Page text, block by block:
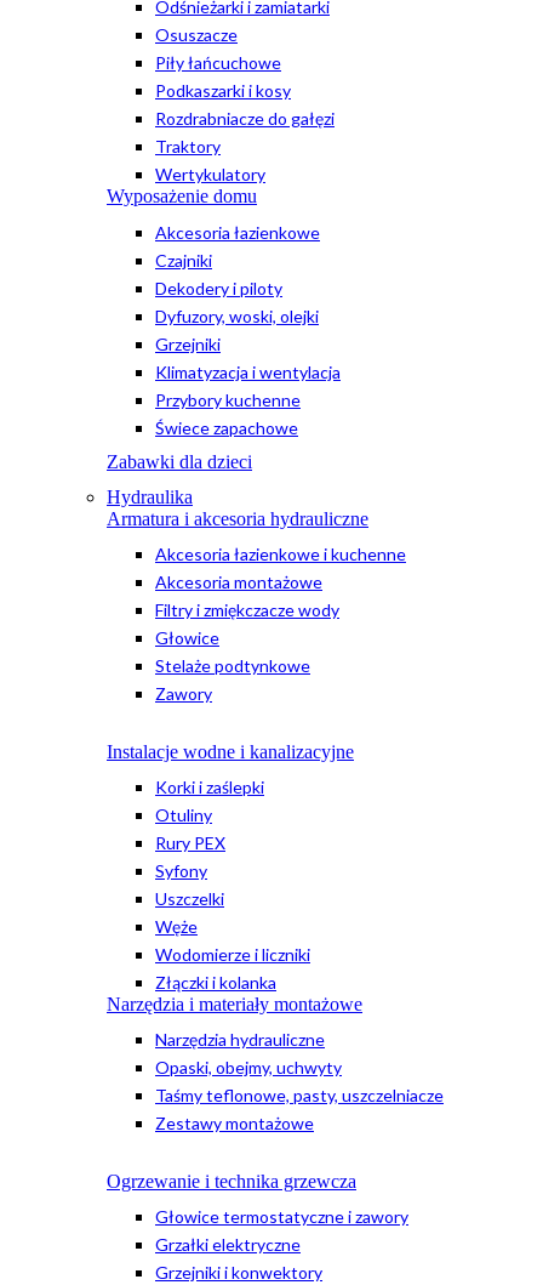
Odśnieżarki i zamiatarki
Osuszacze
Piły łańcuchowe
Podkaszarki i kosy
Rozdrabniacze do gałęzi
Traktory
Wertykulatory
Wyposażenie domu
Akcesoria łazienkowe
Czajniki
Dekodery i piloty
Dyfuzory, woski, olejki
Grzejniki
Klimatyzacja i wentylacja
Przybory kuchenne
Świece zapachowe
Zabawki dla dzieci
Hydraulika
Armatura i akcesoria hydrauliczne
Akcesoria łazienkowe i kuchenne
Akcesoria montażowe
Filtry i zmiękczacze wody
Głowice
Stelaże podtynkowe
Zawory
Instalacje wodne i kanalizacyjne
Korki i zaślepki
Otuliny
Rury PEX
Syfony
Uszczelki
Węże
Wodomierze i liczniki
Złączki i kolanka
Narzędzia i materiały montażowe
Narzędzia hydrauliczne
Opaski, obejmy, uchwyty
Taśmy teflonowe, pasty, uszczelniacze
Zestawy montażowe
Ogrzewanie i technika grzewcza
Głowice termostatyczne i zawory
Grzałki elektryczne
Grzejniki i konwektory